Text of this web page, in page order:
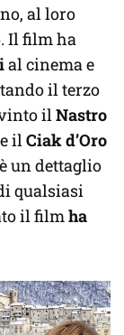
al loro
Il film ha
al cinema e
il terzo
il Nastro
il Ciak d’Oro
un dettaglio
qualsiasi
il filmha